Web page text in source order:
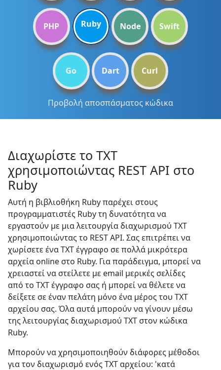
PHP Ruby Node Swift
Go Dart Curl
Προβολή αποσπάσματος κώδικα
Διαχωρίστε το TXT
χρησιμοποιώντας REST API στο
Ruby
Αυτή η βιβλιοθήκη Ruby παρέχει στους
προγραμματιστές Ruby τη δυνατότητα να
εργαστούν με μια λειτουργία διαχωρισμού TXT
χρησιμοποιώντας το REST API. Σας επιτρέπει να
χωρίσετε ένα TXT έγγραφο σε πολλά μικρότερα
αρχεία online στο Ruby. Για παράδειγμα, μπορεί να
χρειαστεί να στείλετε με email μερικές σελίδες
από το TXT έγγραφο σας ή μπορεί να θέλετε να
δείξετε σε έναν πελάτη μόνο ένα μέρος του TXT
αρχείου σας. Όλα αυτά μπορούν να γίνουν μέσω
της λειτουργίας διαχωρισμού TXT στον κώδικα
Ruby.
Μπορούν να χρησιμοποιηθούν διάφορες μέθοδοι
για τον διαχωρισμό ενός TXT αρχείου: 'κατά